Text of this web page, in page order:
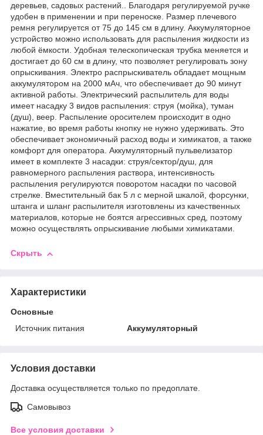
деревьев, садовых растений.. Благодаря регулируемой ручке
удобен в применении и при переноске. Размер плечевого
ремня регулируется от 75 до 145 см в длину. Аккумуляторное
устройство можно использовать для распыления жидкости из
любой ёмкости. Удобная телескопическая трубка меняется и
достигает до 60 см в длину, что позволяет регулировать зону
опрыскивания. Электро распрыскиватель обладает мощным
аккумулятором на 2000 мАч, что обеспечивает до 90 минут
активной работы. Электрический распылитель для воды
имеет насадку 3 видов распыления: струя (мойка), туман
(душ), веер. Распыление оросителем происходит в одно
нажатие, во время работы кнопку не нужно удерживать. Это
обеспечивает экономичный расход воды и химикатов, а также
комфорт для оператора. Аккумуляторный пульвелизатор
имеет в комплекте 3 насадки: струя/сектор/душ, для
равномерного распыления раствора, интенсивность
распыления регулируются поворотом насадки по часовой
стрелке. Вместительный бак 5 л с мерной шкалой, форсунки,
штанга и шланг распылителя изготовлены из качественных
материалов, которые не боятся агрессивных сред, поэтому
можно осуществлять опрыскивание любыми химикатами.
Скрыть
Характеристики
Основные
Источник питания
Аккумуляторный
Условия доставки
Доставка осуществляется только по предоплате.
Самовывоз
Все условия доставки